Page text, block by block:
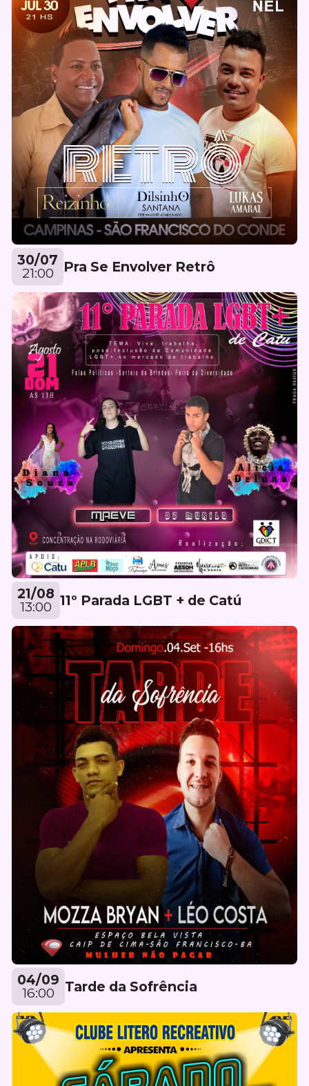
30/07
21:00 Pra Se Envolver Retrô
21/08
13:00 11º Parada LGBT + de Catú
04/09
16:00 Tarde da Sofrência